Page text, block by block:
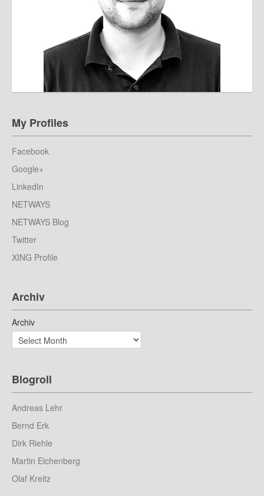
My Profiles
Facebook
Google+
LinkedIn
NETWAYS
NETWAYS Blog
Twitter
XING Profile
Archiv
Archiv
Blogroll
Andreas Lehr
Bernd Erk
Dirk Riehle
Martin Eichenberg
Olaf Kreitz